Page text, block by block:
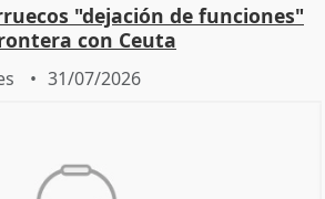
"dejación de funciones"
con Ceuta
31/07/2026